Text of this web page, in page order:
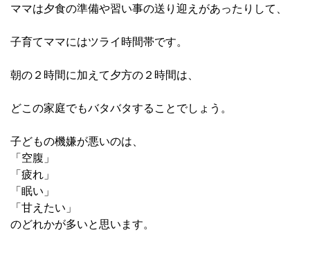
ママは夕食の準備や習い事の送り迎えがあったりして、
子育てママにはツライ時間帯です。
朝の２時間に加えて夕方の２時間は、
どこの家庭でもバタバタすることでしょう。
子どもの機嫌が悪いのは、
「空腹」
「疲れ」
「眠い」
「甘えたい」
のどれかが多いと思います。